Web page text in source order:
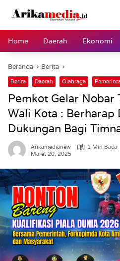
Home
Daerah Ekonomi
Beranda Berita
Berita Daerah Olahraga
Pemkot Gelar Nobar
Wali Kota : Berharap
Dukungan Bagi
Arikamedianew
1 Min Baca
Maret 20, 2025